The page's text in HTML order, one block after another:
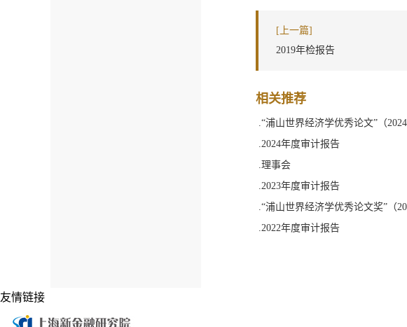
[上一篇]
2019年检报告
相关推荐
.“浦山世界经济学优秀论文”（
.2024年度审计报告
.理事会
.2023年度审计报告
.“浦山世界经济学优秀论文奖”（
.2022年度审计报告
友情链接